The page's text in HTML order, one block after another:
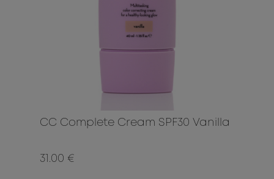
CC Complete Cream SPF30 Vanilla
31.00 €